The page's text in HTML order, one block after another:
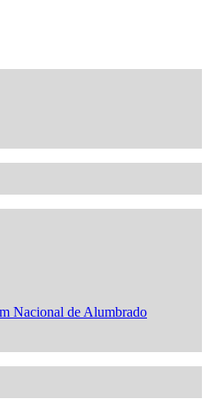
Nacional de Alumbrado